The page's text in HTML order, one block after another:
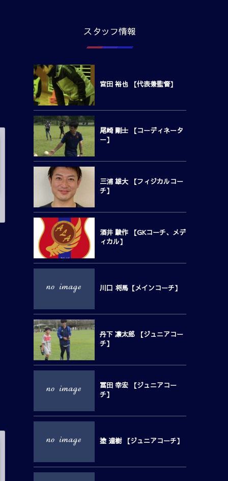
スタッフ情報
宮田 裕也 【代表兼監督】
尾崎 剛士 【コーディネータ
ー】
三浦 雄大 【フィジカルコー
チ】
酒井 駿作 【GKコーチ、メデ
ィカル】
川口 将馬【メインコーチ】
丹下 凛太郎 【ジュニアコー
チ】
冨田 幸宏 【ジュニアコー
チ】
塗 達樹 【ジュニアコーチ】